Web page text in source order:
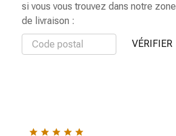
si vous vous trouvez dans notre zone
de livraison :